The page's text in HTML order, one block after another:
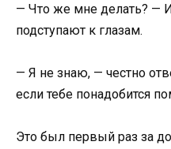
— Что же мне делать? —
подступают к глазам.
— Я не знаю, — честно
если тебе понадобится
Это был первый раз за